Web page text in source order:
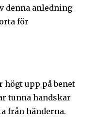
denna anledning
för
högt upp på benet
tunna handskar
från händerna.